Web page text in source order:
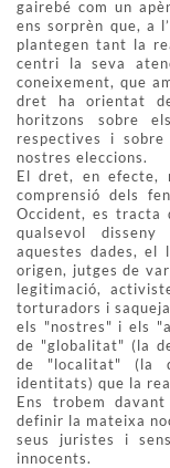
gairebé com un
ens sorprèn que, a
plantegen tant la
centri la seva
coneixement, que
dret ha orientat
horitzons sobre
respectives i
nostres eleccions.
El dret, en efecte,
comprensió dels
Occident, es tracta
qualsevol
aquestes dades,
origen, jutges de
legitimació,
torturadors i
els "nostres" i els
de "globalitat" (la
de "localitat" (la
identitats) que la
Ens trobem
definir la mateixa
seus juristes i
innocents.